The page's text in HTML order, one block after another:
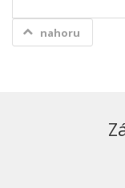
nahoru